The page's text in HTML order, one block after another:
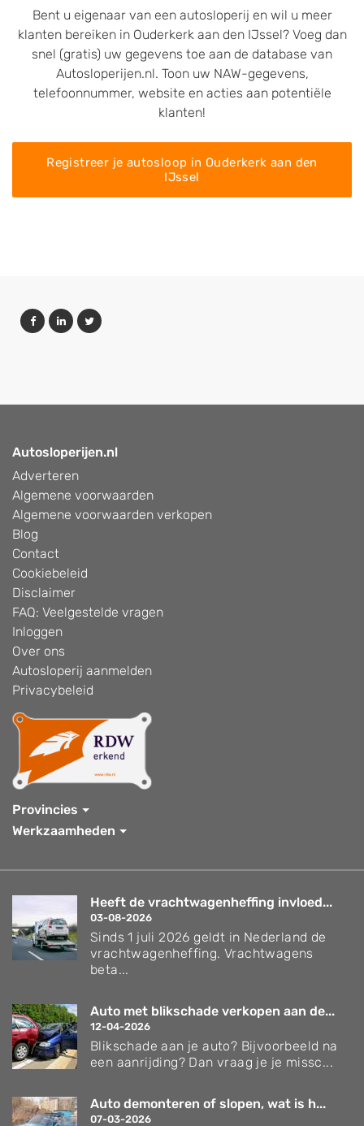
Bent u eigenaar van een autosloperij en wil u meer
klanten bereiken in Ouderkerk aan den IJssel? Voeg dan
snel (gratis) uw gegevens toe aan de database van
Autosloperijen.nl. Toon uw NAW-gegevens,
telefoonnummer, website en acties aan potentiële
klanten!
Registreer je autosloop in Ouderkerk aan den
IJssel
Autosloperijen.nl
Adverteren
Algemene voorwaarden
Algemene voorwaarden verkopen
Blog
Contact
Cookiebeleid
Disclaimer
FAQ: Veelgestelde vragen
Inloggen
Over ons
Autosloperij aanmelden
Privacybeleid
Provincies
Werkzaamheden
Heeft de vrachtwagenheffing invloed...
03-08-2026
Sinds 1 juli 2026 geldt in Nederland de
vrachtwagenheffing. Vrachtwagens
beta...
Auto met blikschade verkopen aan de...
12-04-2026
Blikschade aan je auto? Bijvoorbeeld na
een aanrijding? Dan vraag je je missc...
Auto demonteren of slopen, wat is h...
07-03-2026